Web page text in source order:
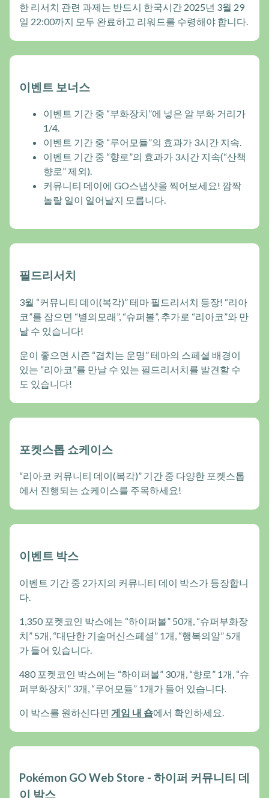
한 리서치 관련 과제는 반드시 한국시간 2025년 3월 29
일 22:00까지 모두 완료하고 리워드를 수령해야 합니다.
이벤트 보너스
이벤트 기간 중 “부화장치”에 넣은 알 부화 거리가
1/4.
이벤트 기간 중 “루어모듈”의 효과가 3시간 지속.
이벤트 기간 중 “향로”의 효과가 3시간 지속(“산책
향로” 제외).
커뮤니티 데이에 GO스냅샷을 찍어보세요! 깜짝
놀랄 일이 일어날지 모릅니다.
필드리서치
3월 “커뮤니티 데이(복각)” 테마 필드리서치 등장! “리아
코”를 잡으면 “별의모래”, “슈퍼볼”, 추가로 “리아코”와 만
날 수 있습니다!
운이 좋으면 시즌 “겹치는 운명” 테마의 스페셜 배경이
있는 “리아코”를 만날 수 있는 필드리서치를 발견할 수
도 있습니다!
포켓스톱 쇼케이스
“리아코 커뮤니티 데이(복각)” 기간 중 다양한 포켓스톱
에서 진행되는 쇼케이스를 주목하세요!
이벤트 박스
이벤트 기간 중 2가지의 커뮤니티 데이 박스가 등장합니
다.
1,350 포켓코인 박스에는 “하이퍼볼” 50개, “슈퍼부화장
치” 5개, “대단한 기술머신스페셜” 1개, “행복의알” 5개
가 들어 있습니다.
480 포켓코인 박스에는 “하이퍼볼” 30개, “향로” 1개, “슈
퍼부화장치” 3개, “루어모듈” 1개가 들어 있습니다.
이 박스를 원하신다면 게임 내 숍에서 확인하세요.
Pokémon GO Web Store - 하이퍼 커뮤니티 데
이 박스